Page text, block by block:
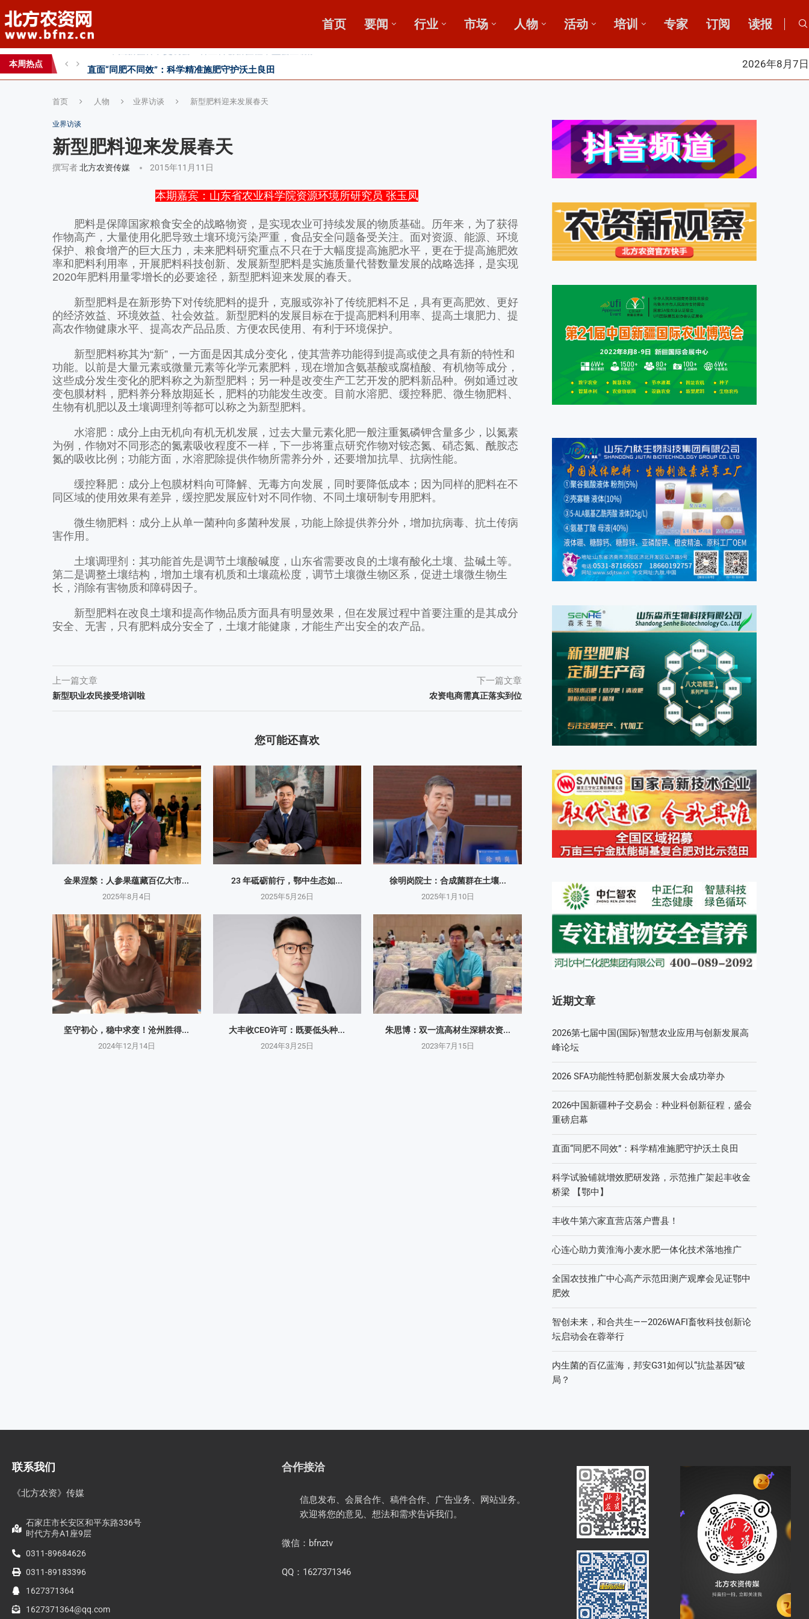
首页 要闻 行业 市场 人物 活动 培训 专家 订阅 读报
本周热点
科学试验铺就增效肥研发路，示范推广架起丰收金桥梁 【鄂中】
丰收牛第六家直营店落户曹县！
2026年8月7日
首页 人物 业界访谈 新型肥料迎来发展春天
业界访谈
新型肥料迎来发展春天
撰写者北方农资传媒 2015年11月11日
本期嘉宾：山东省农业科学院资源环境所研究员 张玉凤
肥料是保障国家粮食安全的战略物资，是实现农业可持续发展的物质基础。历年来，为了获得
作物高产，大量使用化肥导致土壤环境污染严重，食品安全问题备受关注。面对资源、能源、环境
保护、粮食增产的巨大压力，未来肥料研究重点不只在于大幅度提高施肥水平，更在于提高施肥效
率和肥料利用率，开展肥料科技创新、发展新型肥料是实施质量代替数量发展的战略选择，是实现
2020年肥料用量零增长的必要途径，新型肥料迎来发展的春天。
新型肥料是在新形势下对传统肥料的提升，克服或弥补了传统肥料不足，具有更高肥效、更好
的经济效益、环境效益、社会效益。新型肥料的发展目标在于提高肥料利用率、提高土壤肥力、提
高农作物健康水平、提高农产品品质、方便农民使用、有利于环境保护。
新型肥料称其为“新”，一方面是因其成分变化，使其营养功能得到提高或使之具有新的特性和
功能。以前是大量元素或微量元素等化学元素肥料，现在增加含氨基酸或腐植酸、有机物等成分，
这些成分发生变化的肥料称之为新型肥料；另一种是改变生产工艺开发的肥料新品种。例如通过改
变包膜材料，肥料养分释放期延长，肥料的功能发生改变。目前水溶肥、缓控释肥、微生物肥料、
生物有机肥以及土壤调理剂等都可以称之为新型肥料。
水溶肥：成分上由无机向有机无机发展，过去大量元素化肥一般注重氮磷钾含量多少，以氮素
为例，作物对不同形态的氮素吸收程度不一样，下一步将重点研究作物对铵态氮、硝态氮、酰胺态
氮的吸收比例；功能方面，水溶肥除提供作物所需养分外，还要增加抗旱、抗病性能。
缓控释肥：成分上包膜材料向可降解、无毒方向发展，同时要降低成本；因为同样的肥料在不
同区域的使用效果有差异，缓控肥发展应针对不同作物、不同土壤研制专用肥料。
微生物肥料：成分上从单一菌种向多菌种发展，功能上除提供养分外，增加抗病毒、抗土传病
害作用。
土壤调理剂：其功能首先是调节土壤酸碱度，山东省需要改良的土壤有酸化土壤、盐碱土等。
第二是调整土壤结构，增加土壤有机质和土壤疏松度，调节土壤微生物区系，促进土壤微生物生
长，消除有害物质和障碍因子。
新型肥料在改良土壤和提高作物品质方面具有明显效果，但在发展过程中首要注重的是其成分
安全、无害，只有肥料成分安全了，土壤才能健康，才能生产出安全的农产品。
上一篇文章
新型职业农民接受培训啦
下一篇文章
农资电商需真正落实到位
您可能还喜欢
金果涅槃：人参果蕴藏百亿大市...
2025年8月4日
23 年砥砺前行，鄂中生态如...
2025年5月26日
徐明岗院士：​合成菌群在土壤...
2025年1月10日
坚守初心，稳中求变！沧州胜得...
2024年12月14日
大丰收CEO许可：既要低头种...
2024年3月25日
朱思博：双一流高材生深耕农资...
2023年7月15日
近期文章
2026第七届中国(国际)智慧农业应用与创新发展高
峰论坛
2026 SFA功能性特肥创新发展大会成功举办
2026中国新疆种子交易会：种业科创新征程，盛会
重磅启幕
直面“同肥不同效”：科学精准施肥守护沃土良田
科学试验铺就增效肥研发路，示范推广架起丰收金
桥梁 【鄂中】
丰收牛第六家直营店落户曹县！
心连心助力黄淮海小麦水肥一体化技术落地推广
全国农技推广中心高产示范田测产观摩会见证鄂中
肥效
智创未来，和合共生——2026WAFI畜牧科技创新论
坛启动会在蓉举行
内生菌的百亿蓝海，邦安G31如何以“抗盐基因”破
局？
联系我们
《北方农资》传媒
石家庄市长安区和平东路336号
时代方舟A1座9层
0311-89684626
0311-89183396
1627371364
1627371364@qq.com
合作接洽
信息发布、会展合作、稿件合作、广告业务、网站业务。
欢迎将您的意见、想法和需求告诉我们。
微信：bfnztv
QQ：1627371346